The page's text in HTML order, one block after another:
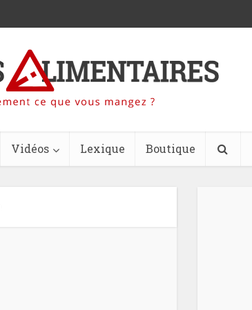
Vidéos Lexique Boutique